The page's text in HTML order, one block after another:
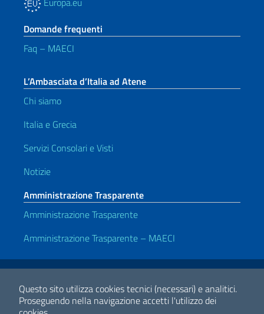
Questo sito utilizza cookies tecnici (necessari) e analitici.
Proseguendo nella navigazione accetti l'utilizzo dei
Domande frequenti
Faq – MAECI
L’Ambasciata d’Italia ad Atene
Chi siamo
Italia e Grecia
Servizi Consolari e Visti
Notizie
Amministrazione Trasparente
Amministrazione Trasparente
Amministrazione Trasparente – MAECI
Link Utili